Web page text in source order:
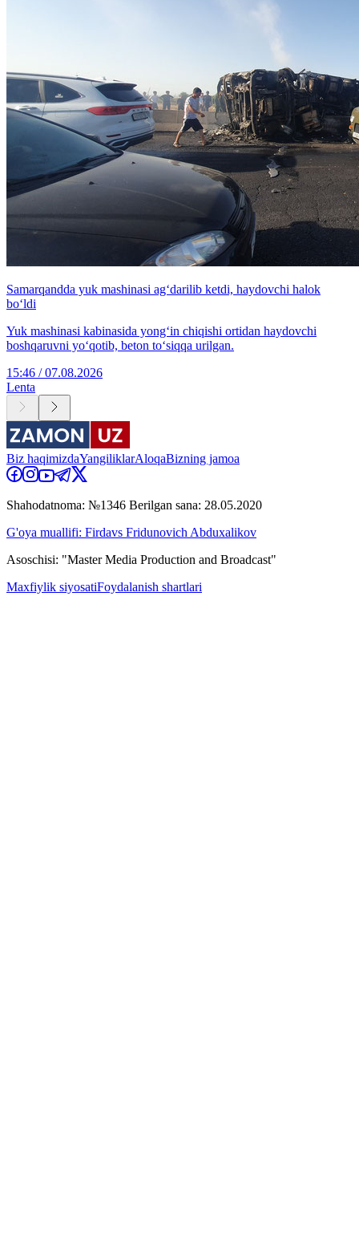
Samarqandda yuk mashinasi ag‘darilib ketdi, haydovchi halok
bo‘ldi
Yuk mashinasi kabinasida yong‘in chiqishi ortidan haydovchi
boshqaruvni yo‘qotib, beton to‘siqqa urilgan.
15:46 / 07.08.2026
Lenta
Biz haqimizdaYangiliklarAloqaBizning jamoa
Shahodatnoma: №1346 Berilgan sana: 28.05.2020
G'oya muallifi: Firdavs Fridunovich Abduxalikov
Asoschisi: "Master Media Production and Broadcast"
Maxfiylik siyosatiFoydalanish shartlari